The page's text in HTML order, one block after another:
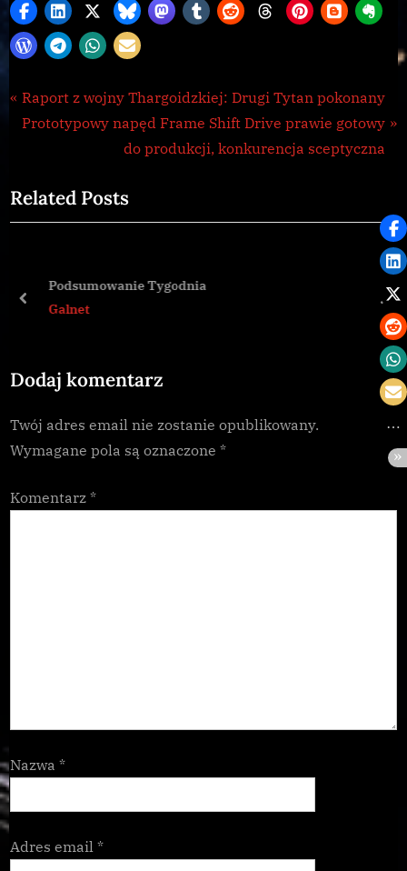
Galnet
Nawigacja
wpisu
P
r
i
o
P
t
Raport z wojny Thargoidzkiej: Drugi Tytan pokonany
N
t
P
t
Prototypowy napęd Frame Shift Drive prawie gotowy
do produkcji, konkurencja sceptyczna
Related Posts
Podsumowanie Tygodnia
Galnet
prev
Dodaj komentarz
Twój adres email nie zostanie opublikowany.
Wymagane pola są oznaczone *
Komentarz *
Nazwa *
Adres email *